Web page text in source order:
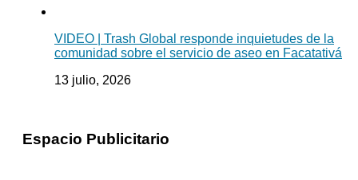
VIDEO | Trash Global responde inquietudes de la
comunidad sobre el servicio de aseo en Facatativá
13 julio, 2026
Espacio Publicitario